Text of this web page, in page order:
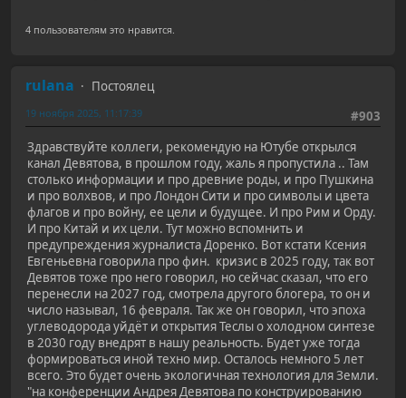
4 пользователям это нравится.
rulana
Постоялец
#903
19 ноября 2025, 11:17:39
Здравствуйте коллеги, рекомендую на Ютубе открылся
канал Девятова, в прошлом году, жаль я пропустила .. Там
столько информации и про древние роды, и про Пушкина
и про волхвов, и про Лондон Сити и про символы и цвета
флагов и про войну, ее цели и будущее. И про Рим и Орду.
И про Китай и их цели. Тут можно вспомнить и
предупреждения журналиста Доренко. Вот кстати Ксения
Евгеньевна говорила про фин. кризис в 2025 году, так вот
Девятов тоже про него говорил, но сейчас сказал, что его
перенесли на 2027 год, смотрела другого блогера, то он и
число называл, 16 февраля. Так же он говорил, что эпоха
углеводорода уйдёт и открытия Теслы о холодном синтезе
в 2030 году внедрят в нашу реальность. Будет уже тогда
формироваться иной техно мир. Осталось немного 5 лет
всего. Это будет очень экологичная технология для Земли.
"на конференции Андрея Девятова по конструированию